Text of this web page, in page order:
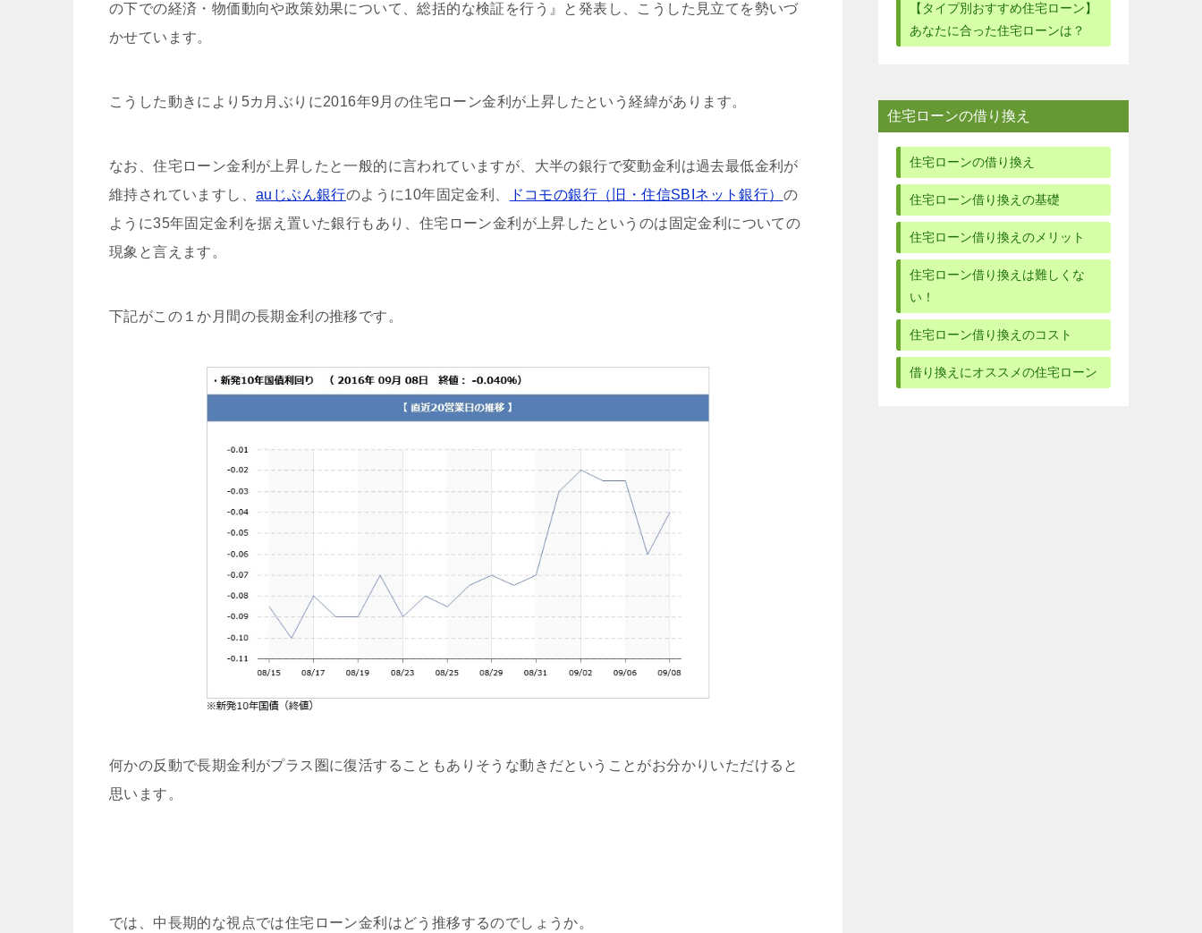
の下での経済・物価動向や政策効果について、総括的な検証を行う』と発表し、こうした見立てを勢いづ
かせています。
こうした動きにより5カ月ぶりに2016年9月の住宅ローン金利が上昇したという経緯があります。
なお、住宅ローン金利が上昇したと一般的に言われていますが、大半の銀行で変動金利は過去最低金利が
維持されていますし、 auじぶん銀行のように10年固定金利、 ドコモの銀行（旧・住信SBIネット銀行） の
ように35年固定金利を据え置いた銀行もあり、住宅ローン金利が上昇したというのは固定金利についての
現象と言えます。
下記がこの１か月間の長期金利の推移です。
何かの反動で長期金利がプラス圏に復活することもありそうな動きだということがお分かりいただけると
思います。
では、中長期的な視点では住宅ローン金利はどう推移するのでしょうか。
【タイプ別おすすめ住宅ローン】
あなたに合った住宅ローンは？
住宅ローンの借り換え
住宅ローンの借り換え
住宅ローン借り換えの基礎
住宅ローン借り換えのメリット
住宅ローン借り換えは難しくな
い！
住宅ローン借り換えのコスト
借り換えにオススメの住宅ローン